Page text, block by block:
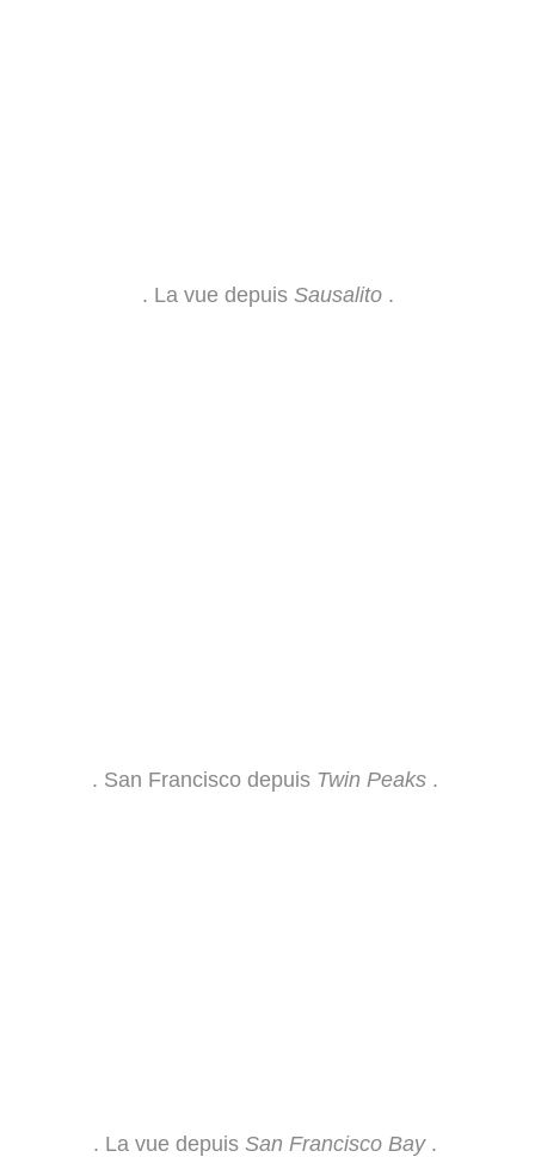
. La vue depuisSausalito.
. San Francisco depuisTwin Peaks.
. La vue depuis San Francisco Bay.